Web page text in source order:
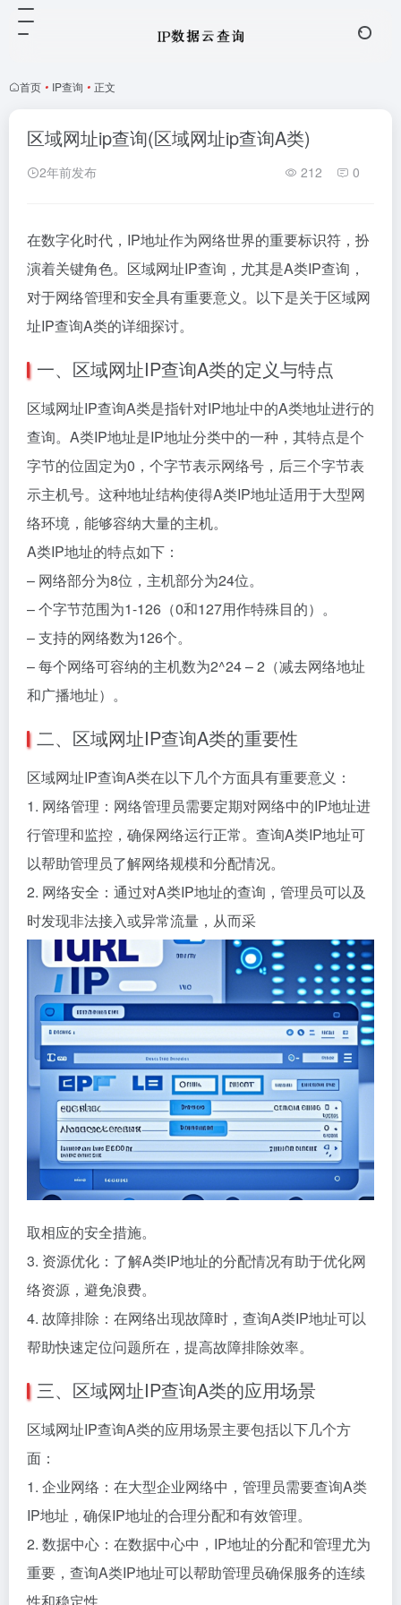
首页 • IP查询 • 正文
区域网址ip查询(区域网址ip查询A类)
2年前发布 212 0
在数字化时代，IP地址作为网络世界的重要标识符，扮
演着关键角色。区域网址IP查询，尤其是A类IP查询，
对于网络管理和安全具有重要意义。以下是关于区域网
址IP查询A类的详细探讨。
一、区域网址IP查询A类的定义与特点
区域网址IP查询A类是指针对IP地址中的A类地址进行的
查询。A类IP地址是IP地址分类中的一种，其特点是个
字节的位固定为0，个字节表示网络号，后三个字节表
示主机号。这种地址结构使得A类IP地址适用于大型网
络环境，能够容纳大量的主机。
A类IP地址的特点如下：
– 网络部分为8位，主机部分为24位。
– 个字节范围为1-126（0和127用作特殊目的）。
– 支持的网络数为126个。
– 每个网络可容纳的主机数为2^24 – 2（减去网络地址
和广播地址）。
二、区域网址IP查询A类的重要性
区域网址IP查询A类在以下几个方面具有重要意义：
1. 网络管理：网络管理员需要定期对网络中的IP地址进
行管理和监控，确保网络运行正常。查询A类IP地址可
以帮助管理员了解网络规模和分配情况。
2. 网络安全：通过对A类IP地址的查询，管理员可以及
时发现非法接入或异常流量，从而采
取相应的安全措施。
3. 资源优化：了解A类IP地址的分配情况有助于优化网
络资源，避免浪费。
4. 故障排除：在网络出现故障时，查询A类IP地址可以
帮助快速定位问题所在，提高故障排除效率。
三、区域网址IP查询A类的应用场景
区域网址IP查询A类的应用场景主要包括以下几个方
面：
1. 企业网络：在大型企业网络中，管理员需要查询A类
IP地址，确保IP地址的合理分配和有效管理。
2. 数据中心：在数据中心中，IP地址的分配和管理尤为
重要，查询A类IP地址可以帮助管理员确保服务的连续